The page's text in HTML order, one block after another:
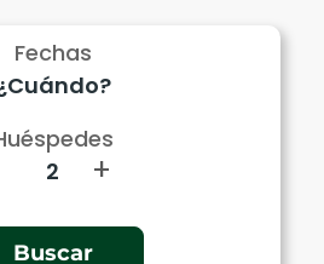
Fechas
+